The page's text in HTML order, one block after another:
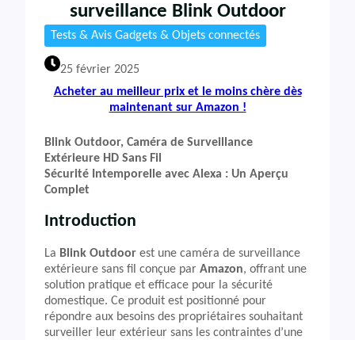
surveillance Blink Outdoor
Tests & Avis Gadgets & Objets connectés
25 février 2025
Acheter au meilleur prix et le moins chère dès
maintenant sur Amazon !
Blink Outdoor, Caméra de Surveillance
Extérieure HD Sans Fil
Sécurité Intemporelle avec Alexa : Un Aperçu
Complet
Introduction
La Blink Outdoor est une caméra de surveillance
extérieure sans fil conçue par Amazon, offrant une
solution pratique et efficace pour la sécurité
domestique. Ce produit est positionné pour
répondre aux besoins des propriétaires souhaitant
surveiller leur extérieur sans les contraintes d’une